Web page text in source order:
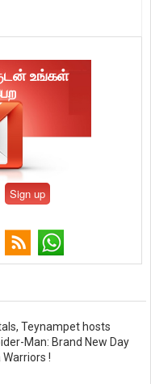
உங்கள்
Teynampet hosts
Man: Brand New Day
!